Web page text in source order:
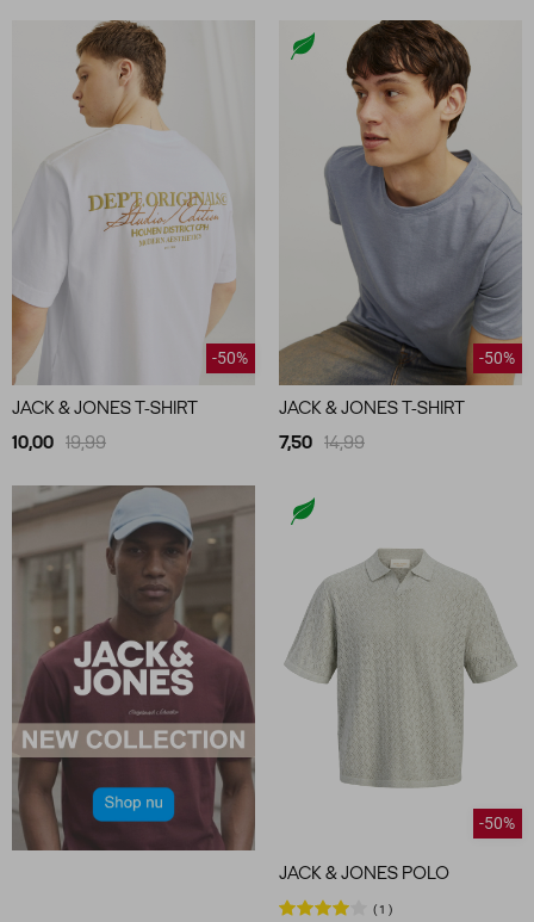
-50%
JACK & JONES T-SHIRT
10,00 19,99
-50%
JACK & JONES T-SHIRT
7,50 14,99
-50%
JACK & JONES POLO
1